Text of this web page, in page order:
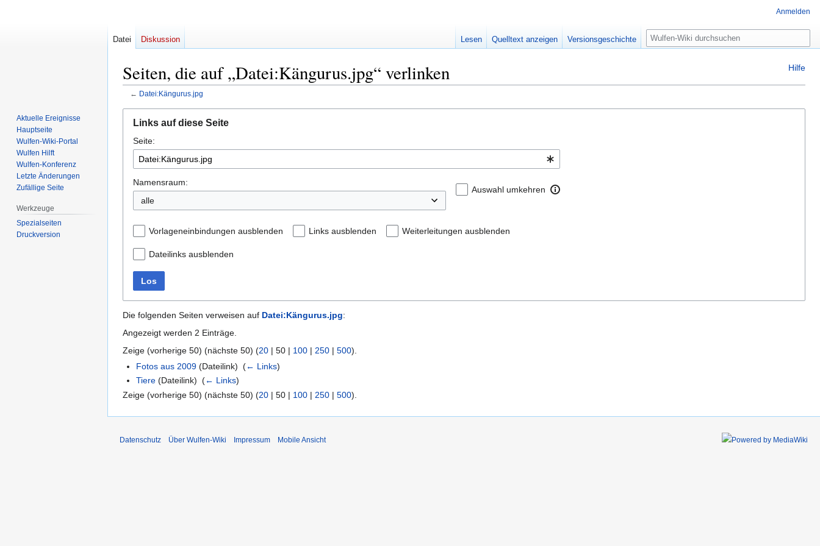
Hilfe
Seiten, die auf „Datei:Kängurus.jpg“ verlinken
← Datei:Kängurus.jpg
Navigation
springen
Suche
springen
Links auf diese Seite
Seite:
Namensraum:
Auswahl umkehren
Vorlageneinbindungen ausblenden Links ausblenden Weiterleitungen ausblenden
Dateilinks ausblenden
Los
Die folgenden Seiten verweisen auf Datei:Kängurus.jpg:
Angezeigt werden 2 Einträge.
Zeige (vorherige 50) (nächste 50) (20 | 50 | 100 | 250 | 500).
Fotos aus 2009 (Dateilink) ‎(← Links)
Tiere (Dateilink) ‎(← Links)
Zeige (vorherige 50) (nächste 50) (20 | 50 | 100 | 250 | 500).
Anmelden
Datei Diskussion Lesen Quelltext anzeigen Versionsgeschichte
Suche
Aktuelle Ereignisse
Hauptseite
Wulfen-Wiki-Portal
Wulfen Hilft
Wulfen-Konferenz
Letzte Änderungen
Zufällige Seite
Werkzeuge
Spezialseiten
Druckversion
Datenschutz Über Wulfen-Wiki Impressum Mobile Ansicht